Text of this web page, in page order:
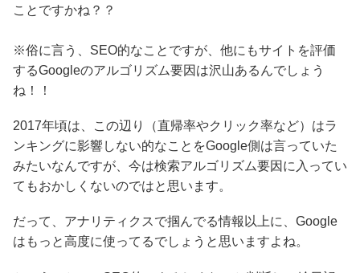
ことですかね？？
※俗に言う、SEO的なことですが、他にもサイトを評価
するGoogleのアルゴリズム要因は沢山あるんでしょう
ね！！
2017年頃は、この辺り（直帰率やクリック率など）はラ
ンキングに影響しない的なことをGoogle側は言っていた
みたいなんですが、今は検索アルゴリズム要因に入ってい
てもおかしくないのではと思います。
だって、アナリティクスで掴んでる情報以上に、Google
はもっと高度に使ってるでしょうと思いますよね。